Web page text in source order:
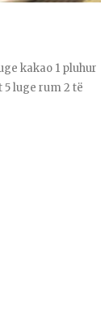
kakao 1 pluhur
luge rum 2 të